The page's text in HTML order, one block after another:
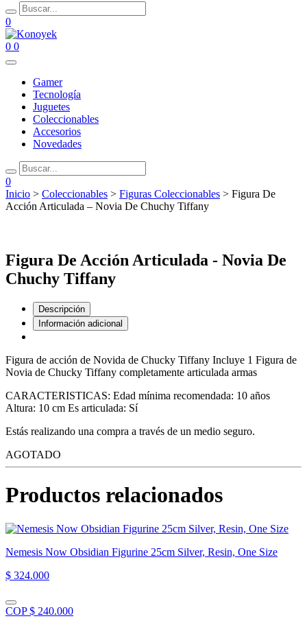
0
0 0
Gamer
Tecnología
Juguetes
Coleccionables
Accesorios
Novedades
0
Inicio > Coleccionables > Figuras Coleccionables > Figura De
Acción Articulada – Novia De Chuchy Tiffany
Figura De Acción Articulada - Novia De
Chuchy Tiffany
Descripción
Información adicional
Figura de acción de Novida de Chucky Tiffany Incluye 1 Figura de
Novia de Chucky Tiffany completamente articulada armas
CARACTERISTICAS: Edad mínima recomendada: 10 años
Altura: 10 cm Es articulada: Sí
Estás realizando una compra a través de un medio seguro.
AGOTADO
Productos relacionados
Nemesis Now Obsidian Figurine 25cm Silver, Resin, One Size
$ 324.000
COP $ 240.000